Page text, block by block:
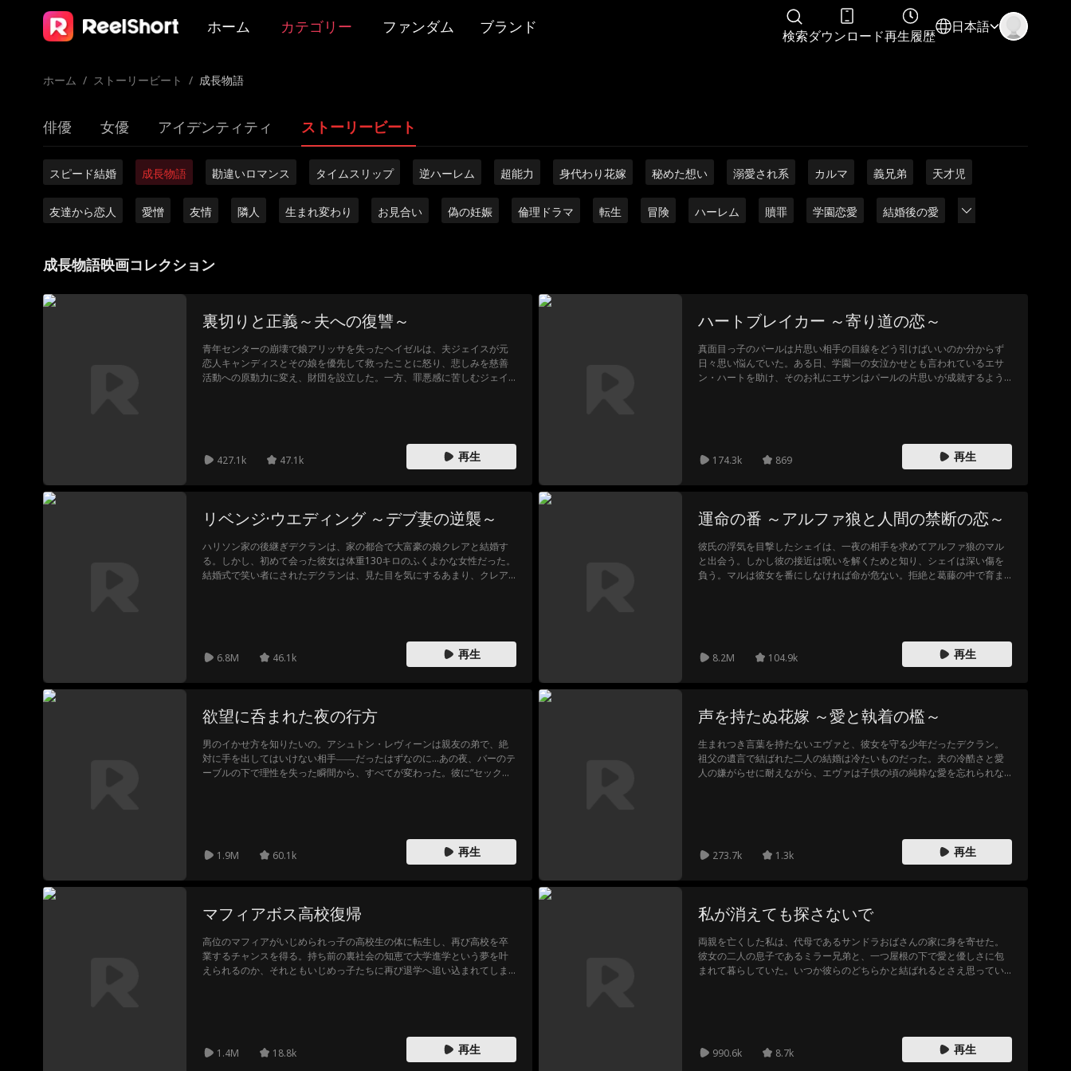
ホーム カテゴリー ファンダム ブランド
検索ダウンロード再生履歴
日本語
ホーム / ストーリービート / 成長物語
俳優 女優 アイデンティティ ストーリービート
スピード結婚 成長物語 勘違いロマンス タイムスリップ 逆ハーレム 超能力 身代わり花嫁 秘めた想い 溺愛され系 カルマ 義兄弟 天才児
友達から恋人 愛憎 友情 隣人 生まれ変わり お見合い 偽の妊娠 倫理ドラマ 転生 冒険 ハーレム 贖罪 学園恋愛 結婚後の愛
成長物語映画コレクション
裏切りと正義～夫への復讐～
青年センターの崩壊で娘アリッサを失ったヘイゼルは、夫ジェイスが元
恋人キャンディスとその娘を優先して救ったことに怒り、悲しみを慈善
活動への原動力に変え、財団を設立した。一方、罪悪感に苦しむジェイ
427.1k 47.1k 再生
ハートブレイカー ～寄り道の恋～
真面目っ子のパールは片思い相手の目線をどう引けばいいのか分からず
日々思い悩んでいた。ある日、学園一の女泣かせとも言われているエサ
ン・ハートを助け、そのお礼にエサンはパールの片思いが成就するよう
174.3k 869 再生
リベンジ·ウエディング ～デブ妻の逆襲～
ハリソン家の後継ぎデクランは、家の都合で大富豪の娘クレアと結婚す
る。しかし、初めて会った彼女は体重130キロのふくよかな女性だった。
結婚式で笑い者にされたデクランは、見た目を気にするあまり、クレア
6.8M
46.1k 再生
運命の番 ～アルファ狼と人間の禁断の恋～
彼氏の浮気を目撃したシェイは、一夜の相手を求めてアルファ狼のマル
と出会う。しかし彼の接近は呪いを解くためと知り、シェイは深い傷を
負う。マルは彼女を番にしなければ命が危ない。拒絶と葛藤の中で育ま
8.2M 104.9k 再生
欲望に呑まれた夜の行方
男のイかせ方を知りたいの。アシュトン・レヴィーンは親友の弟で、絶
対に手を出してはいけない相手――だったはずなのに…あの夜、バーのテ
ーブルの下で理性を失った瞬間から、すべてが変わった。彼に“セックス
1.9M 60.1k 再生
声を持たぬ花嫁 ～愛と執着の檻～
生まれつき言葉を持たないエヴァと、彼女を守る少年だったデクラン。
祖父の遺言で結ばれた二人の結婚は冷たいものだった。夫の冷酷さと愛
人の嫌がらせに耐えながら、エヴァは子供の頃の純粋な愛を忘れられな
273.7k 1.3k 再生
マフィアボス高校復帰
高位のマフィアがいじめられっ子の高校生の体に転生し、再び高校を卒
業するチャンスを得る。持ち前の裏社会の知恵で大学進学という夢を叶
えられるのか、それともいじめっ子たちに再び退学へ追い込まれてしま
1.4M 18.8k 再生
私が消えても探さないで
両親を亡くした私は、代母であるサンドラおばさんの家に身を寄せた。
彼女の二人の息子であるミラー兄弟と、一つ屋根の下で愛と優しさに包
まれて暮らしていた。いつか彼らのどちらかと結ばれるとさえ思ってい
990.6k 8.7k 再生